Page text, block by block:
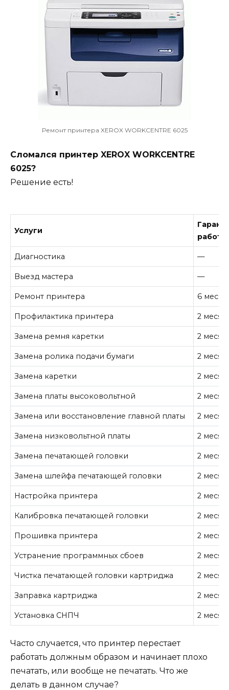
Ремонт принтера XEROX WORKCENTRE 6025
Сломался принтер XEROX WORKCENTRE
6025?
Решение есть!
Услуги
работу
Диагностика —
Выезд мастера —
Ремонт принтера 6
Профилактика принтера 2
Замена ремня каретки 2
Замена ролика подачи бумаги 2
Замена каретки 2
Замена платы высоковольтной 2
Замена или восстановление главной платы 2
Замена низковольтной платы 2
Замена печатающей головки 2
Замена шлейфа печатающей головки 2
Настройка принтера 2
Калибровка печатающей головки 2
Прошивка принтера 2
Устранение программных сбоев 2
Чистка печатающей головки картриджа 2
Заправка картриджа 2
Установка СНПЧ 2
Часто случается, что принтер перестает
работать должным образом и начинает плохо
печатать, или вообще не печатать. Что же
делать в данном случае?